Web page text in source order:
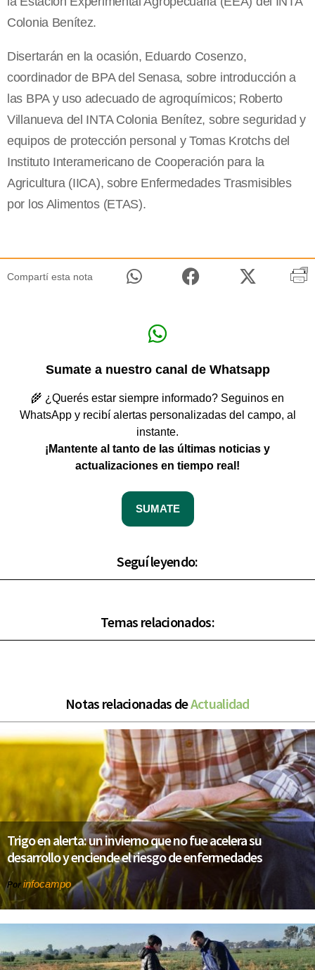
Colonia Benítez.
Disertarán en la ocasión, Eduardo Cosenzo,
coordinador de BPA del Senasa, sobre introducción a
las BPA y uso adecuado de agroquímicos; Roberto
Villanueva del INTA Colonia Benítez, sobre seguridad y
equipos de protección personal y Tomas Krotchs del
Instituto Interamericano de Cooperación para la
Agricultura (IICA), sobre Enfermedades Trasmisibles
por los Alimentos (ETAS).
Compartí esta nota
Sumate a nuestro canal de Whatsapp
🌾 ¿Querés estar siempre informado? Seguinos en
WhatsApp y recibí alertas personalizadas del campo, al
instante.
¡Mantente al tanto de las últimas noticias y
actualizaciones en tiempo real!
SUMATE
Seguí leyendo:
Temas relacionados:
Notas relacionadas deActualidad
Trigo en alerta: un invierno que no fue acelera su
desarrollo y enciende el riesgo de enfermedades
Por infocampo